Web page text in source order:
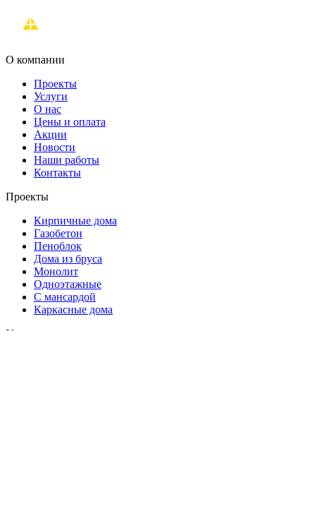
О компании
Проекты
Услуги
О нас
Цены и оплата
Акции
Новости
Наши работы
Контакты
Проекты
Кирпичные дома
Газобетон
Пеноблок
Дома из бруса
Монолит
Одноэтажные
С мансардой
Каркасные дома
Услуги